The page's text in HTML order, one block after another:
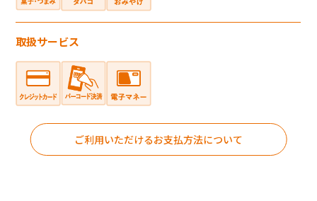
取扱サービス
ご利用いただけるお支払方法について